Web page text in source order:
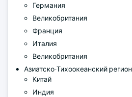
Германия
Великобритания
Франция
Италия
Великобритания
Азиатско-Тихоокеанский регион
Китай
Индия